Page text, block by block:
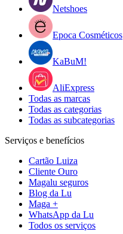
Netshoes
Epoca Cosméticos
KaBuM!
AliExpress
Todas as marcas
Todas as categorias
Todas as subcategorias
Serviços e benefícios
Cartão Luiza
Cliente Ouro
Magalu seguros
Blog da Lu
Maga +
WhatsApp da Lu
Todos os serviços